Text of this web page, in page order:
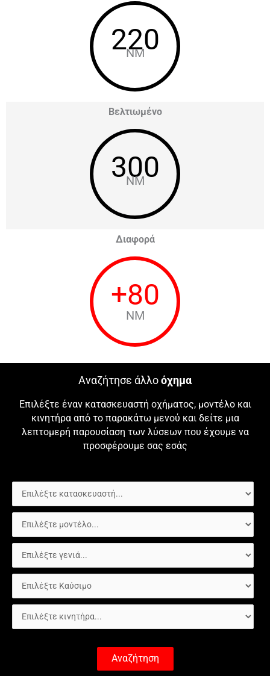
220
NM
Βελτιωμένο
300
NM
Διαφορά
+80
NM
Αναζήτησε άλλοόχημα
Επιλέξτε έναν κατασκευαστή οχήματος, μοντέλο και
κινητήρα από το παρακάτω μενού και δείτε μια
λεπτομερή παρουσίαση των λύσεων που έχουμε να
προσφέρουμε σας εσάς
Αναζήτηση